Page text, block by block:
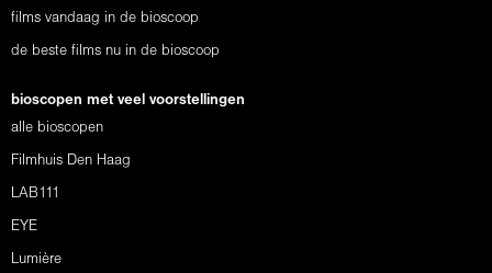
films vandaag in de bioscoop
de beste films nu in de bioscoop
bioscopen met veel voorstellingen
alle bioscopen
Filmhuis Den Haag
LAB111
EYE
Lumière